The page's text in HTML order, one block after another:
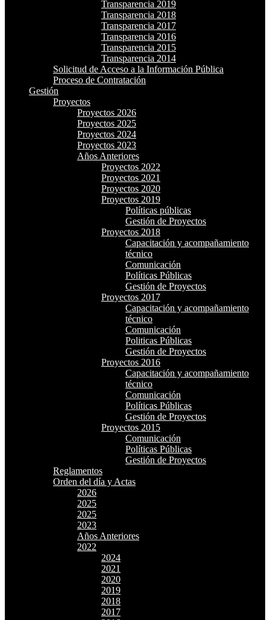
Transparencia 2019
Transparencia 2018
Transparencia 2017
Transparencia 2016
Transparencia 2015
Transparencia 2014
Solicitud de Acceso a la Información Pública
Proceso de Contratación
Gestión
Proyectos
Proyectos 2026
Proyectos 2025
Proyectos 2024
Proyectos 2023
Años Anteriores
Proyectos 2022
Proyectos 2021
Proyectos 2020
Proyectos 2019
Políticas públicas
Gestión de Proyectos
Proyectos 2018
Capacitación y acompañamiento
técnico
Comunicación
Políticas Públicas
Gestión de Proyectos
Proyectos 2017
Capacitación y acompañamiento
técnico
Comunicación
Politicas Públicas
Gestión de Proyectos
Proyectos 2016
Capacitación y acompañamiento
técnico
Comunicación
Políticas Públicas
Gestión de Proyectos
Proyectos 2015
Comunicación
Políticas Públicas
Gestión de Proyectos
Reglamentos
Orden del día y Actas
2026
2025
2025
2023
Años Anteriores
2022
2024
2021
2020
2019
2018
2017